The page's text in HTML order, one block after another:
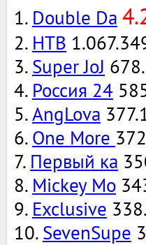
1. Double Da
2. НТВ
3. Super JoJ
4. Россия 24
5.AngLova
6. One More
7. Первый ка
8. Mickey Mo
9. Exclusive
10. SevenSupe